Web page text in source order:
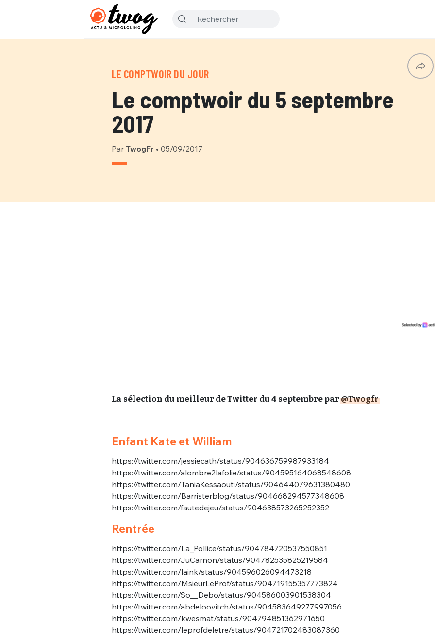
LE COMPTWOIR DU JOUR
Le comptwoir du 5 septembre
2017
Par TwogFr • 05/09/2017
La sélection du meilleur de Twitter du 4 septembre par@Twogfr
Enfant Kate et William
https://twitter.com/jessiecath/status/904636759987933184
https://twitter.com/alombre2lafolie/status/904595164068548608
https://twitter.com/TaniaKessaouti/status/904644079631380480
https://twitter.com/Barristerblog/status/904668294577348608
https://twitter.com/fautedejeu/status/904638573265252352
Rentrée
https://twitter.com/La_Pollice/status/904784720537550851
https://twitter.com/JuCarnon/status/904782535825219584
https://twitter.com/laink/status/904596026094473218
https://twitter.com/MsieurLeProf/status/904719155357773824
https://twitter.com/So__Debo/status/904586003901538304
https://twitter.com/abdeloovitch/status/904583649277997056
https://twitter.com/kwesmat/status/904794851362971650
https://twitter.com/leprofdeletre/status/904721702483087360